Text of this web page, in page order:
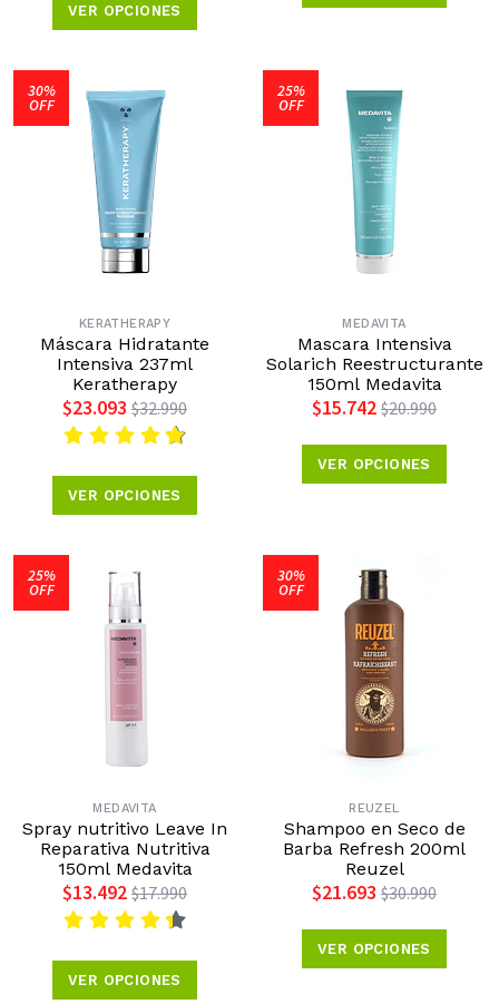
VER OPCIONES
30%
OFF
KERATHERAPY
Máscara Hidratante
Intensiva 237ml
Keratherapy
$23.093 $32.990
VER OPCIONES
25%
OFF
MEDAVITA
Mascara Intensiva
Solarich Reestructurante
150ml Medavita
$15.742 $20.990
VER OPCIONES
25%
OFF
MEDAVITA
Spray nutritivo Leave In
Reparativa Nutritiva
150ml Medavita
$13.492 $17.990
VER OPCIONES
30%
OFF
REUZEL
Shampoo en Seco de
Barba Refresh 200ml
Reuzel
$21.693 $30.990
VER OPCIONES